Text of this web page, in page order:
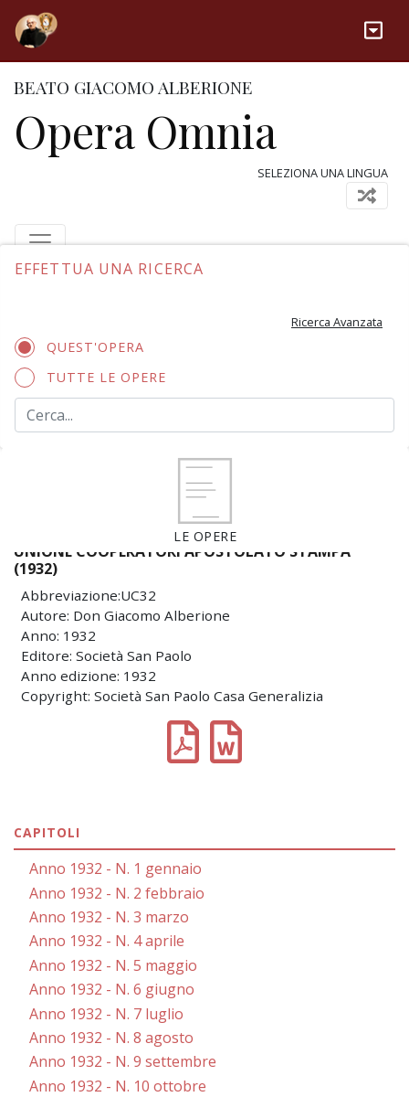
BEATO GIACOMO ALBERIONE
Opera Omnia
SELEZIONA UNA LINGUA
EFFETTUA UNA RICERCA
Ricerca Avanzata
QUEST'OPERA
TUTTE LE OPERE
LE OPERE
UNIONE COOPERATORI APOSTOLATO STAMPA
(1932)
Abbreviazione:UC32
Autore: Don Giacomo Alberione
Anno: 1932
Editore: Società San Paolo
Anno edizione: 1932
Copyright: Società San Paolo Casa Generalizia
CAPITOLI
Anno 1932 - N. 1 gennaio
Anno 1932 - N. 2 febbraio
Anno 1932 - N. 3 marzo
Anno 1932 - N. 4 aprile
Anno 1932 - N. 5 maggio
Anno 1932 - N. 6 giugno
Anno 1932 - N. 7 luglio
Anno 1932 - N. 8 agosto
Anno 1932 - N. 9 settembre
Anno 1932 - N. 10 ottobre